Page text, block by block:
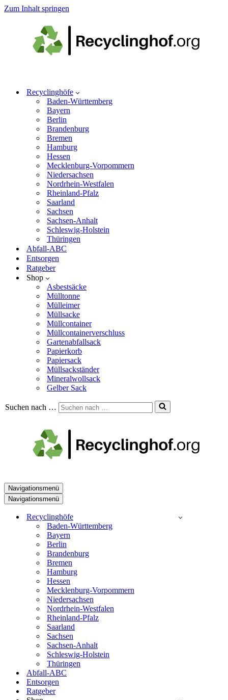
Zum Inhalt springen
Recyclinghöfe
Baden-Württemberg
Bayern
Berlin
Brandenburg
Bremen
Hamburg
Hessen
Mecklenburg-Vorpommern
Niedersachsen
Nordrhein-Westfalen
Rheinland-Pfalz
Saarland
Sachsen
Sachsen-Anhalt
Schleswig-Holstein
Thüringen
Abfall-ABC
Entsorgen
Ratgeber
Shop
Asbestsäcke
Mülltonne
Mülleimer
Müllsacke
Müllcontainer
Müllcontainerverschluss
Gartenabfallsack
Papierkorb
Papiersack
Müllsackständer
Mineralwollsack
Gelber Sack
Suchen nach …
Navigationsmenü
Navigationsmenü
Recyclinghöfe
Baden-Württemberg
Bayern
Berlin
Brandenburg
Bremen
Hamburg
Hessen
Mecklenburg-Vorpommern
Niedersachsen
Nordrhein-Westfalen
Rheinland-Pfalz
Saarland
Sachsen
Sachsen-Anhalt
Schleswig-Holstein
Thüringen
Abfall-ABC
Entsorgen
Ratgeber